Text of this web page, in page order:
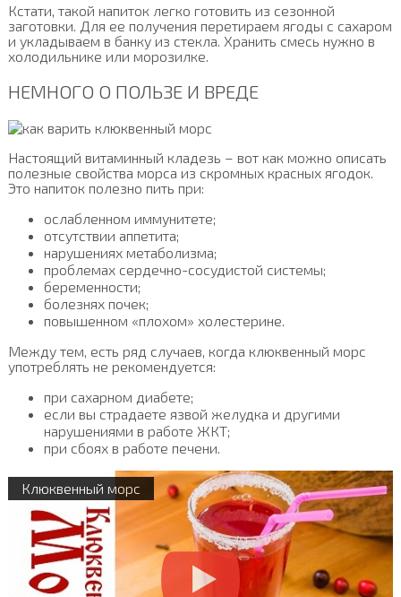
Кстати, такой напиток легко готовить из сезонной
заготовки. Для ее получения перетираем ягоды с сахаром
и укладываем в банку из стекла. Хранить смесь нужно в
холодильнике или морозилке.
НЕМНОГО О ПОЛЬЗЕ И ВРЕДЕ
Настоящий витаминный кладезь – вот как можно описать
полезные свойства морса из скромных красных ягодок.
Это напиток полезно пить при:
ослабленном иммунитете;
отсутствии аппетита;
нарушениях метаболизма;
проблемах сердечно-сосудистой системы;
беременности;
болезнях почек;
повышенном «плохом» холестерине.
Между тем, есть ряд случаев, когда клюквенный морс
употреблять не рекомендуется:
при сахарном диабете;
если вы страдаете язвой желудка и другими
нарушениями в работе ЖКТ;
при сбоях в работе печени.
Клюквенный морс